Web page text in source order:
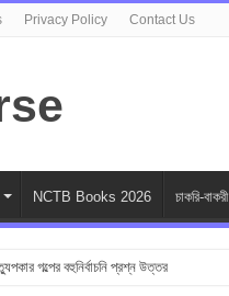
Privacy Policy Contact Us
NCTB Books 2026 চাকরি-বাকরী
গল্পের বহুনির্বাচনি প্রশ্ন উত্তর